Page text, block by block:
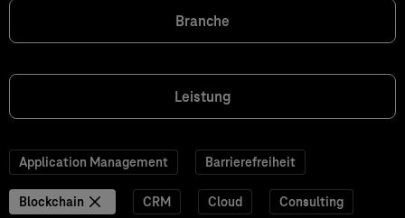
Branche
Leistung
Application Management Barrierefreiheit
Blockchain CRM Cloud Consulting